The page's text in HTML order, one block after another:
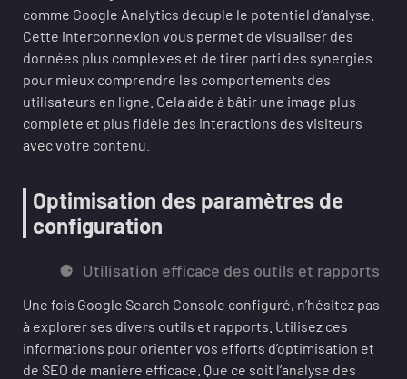
comme Google Analytics décuple le potentiel d’analyse.
Cette interconnexion vous permet de visualiser des
données plus complexes et de tirer parti des synergies
pour mieux comprendre les comportements des
utilisateurs en ligne. Cela aide à bâtir une image plus
complète et plus fidèle des interactions des visiteurs
avec votre contenu.
Optimisation des paramètres de
configuration
Utilisation efficace des outils et rapports
Une fois Google Search Console configuré, n’hésitez pas
à explorer ses divers outils et rapports. Utilisez ces
informations pour orienter vos efforts d’optimisation et
de SEO de manière efficace. Que ce soit l’analyse des